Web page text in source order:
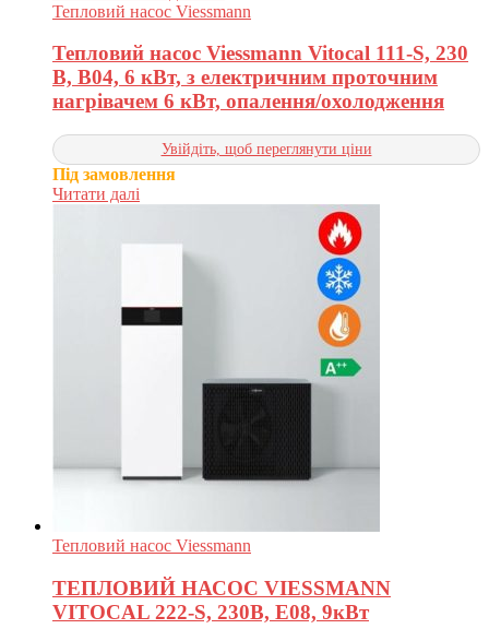
Тепловий насос Viessmann
Тепловий насос Viessmann Vitocal 111-S, 230
В, B04, 6 кВт, з електричним проточним
нагрівачем 6 кВт, опалення/охолодження
Увійдіть, щоб переглянути ціни
Під замовлення
Читати далі
Тепловий насос Viessmann
ТЕПЛОВИЙ НАСОС VIESSMANN
VITOCAL 222-S, 230В, E08, 9кВт